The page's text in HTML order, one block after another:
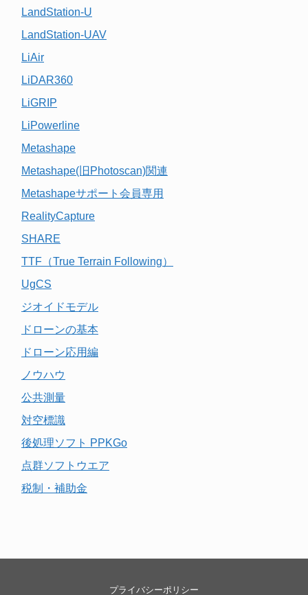
LandStation-U
LandStation-UAV
LiAir
LiDAR360
LiGRIP
LiPowerline
Metashape
Metashape(旧Photoscan)関連
Metashapeサポート会員専用
RealityCapture
SHARE
TTF（True Terrain Following）
UgCS
ジオイドモデル
ドローンの基本
ドローン応用編
ノウハウ
公共測量
対空標識
後処理ソフト PPKGo
点群ソフトウエア
税制・補助金
プライバシーポリシー